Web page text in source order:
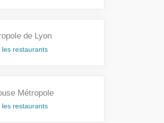
de Lyon
les restaurants
Métropole
les restaurants